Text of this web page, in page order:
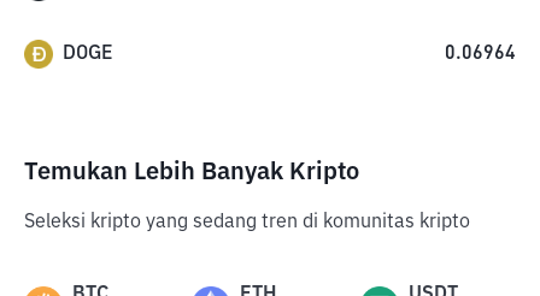
DOGE 0.06964
Temukan Lebih Banyak Kripto
Seleksi kripto yang sedang tren di komunitas kripto